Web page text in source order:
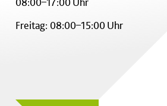
Freitag: 08:00–15:00 Uhr